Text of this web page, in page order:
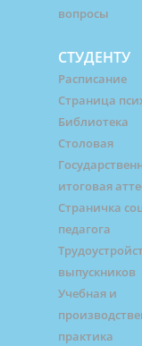
вопросы
СТУДЕНТУ
Расписание
Страница
Библиотека
Столовая
итоговая
Страничка
педагога
выпускников
Учебная и
практика